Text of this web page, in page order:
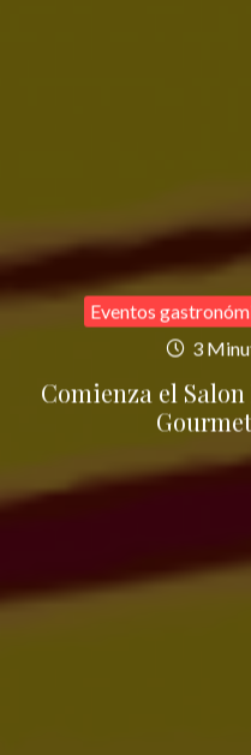
Eventos
3
Comienza el